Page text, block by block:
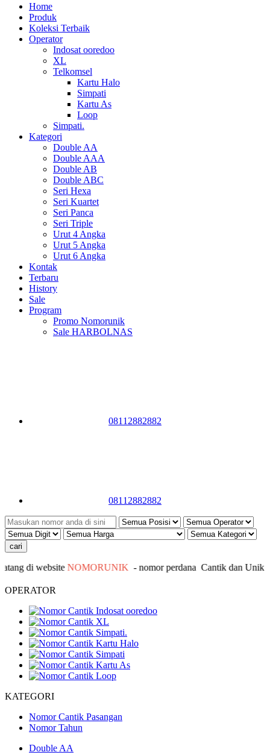
Home
Produk
Koleksi Terbaik
Operator
Indosat ooredoo
XL
Telkomsel
Kartu Halo
Simpati
Kartu As
Loop
Simpati.
Kategori
Double AA
Double AAA
Double AB
Double ABC
Seri Hexa
Seri Kuartet
Seri Panca
Seri Triple
Urut 4 Angka
Urut 5 Angka
Urut 6 Angka
Kontak
Terbaru
History
Sale
Program
Promo Nomorunik
Sale HARBOLNAS
08112882882
08112882882
di websiteNOMORUNIK- nomorperdana Cantik dan Unik -
OPERATOR
KATEGORI
Nomor Cantik Pasangan
Nomor Tahun
Double AA